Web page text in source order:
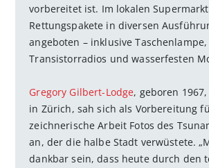
vorbereitet ist. Im lokalen
Rettungspakete in diversen
angeboten – inklusive
Transistorradios und wasserfesten
Gregory Gilbert-Lodge, geboren
in Zürich, sah sich als Vorbereitung
zeichnerische Arbeit Fotos des
an, der die halbe Stadt verwüstete.
dankbar sein, dass heute durch den